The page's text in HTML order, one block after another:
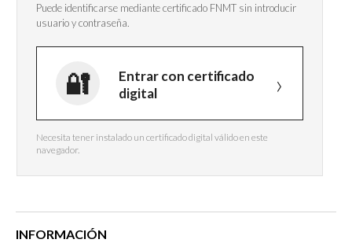
Puede identificarse mediante certificado FNMT sin introducir
usuario y contraseña.
Entrar con certificado
digital
Necesita tener instalado un certificado digital válido en este
navegador.
INFORMACIÓN